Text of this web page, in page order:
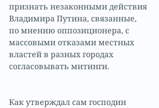
признать незаконными действия
Владимира Путина, связанные,
по мнению оппозиционера, с
массовыми отказами местных
властей в разных городах
согласовывать митинги.
Как утверждал сам господин